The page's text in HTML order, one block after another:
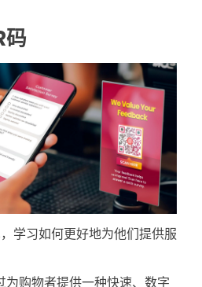
码
学习如何更好地为他们提供服
为购物者提供一种快速、数字